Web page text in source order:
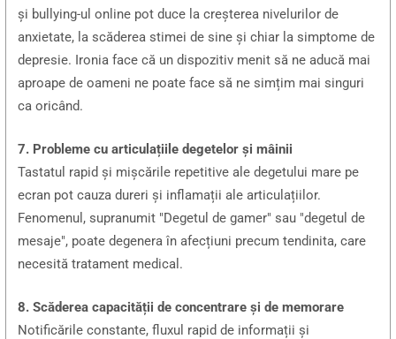
și bullying-ul online pot duce la creșterea nivelurilor de
anxietate, la scăderea stimei de sine și chiar la simptome de
depresie. Ironia face că un dispozitiv menit să ne aducă mai
aproape de oameni ne poate face să ne simțim mai singuri
ca oricând.
7. Probleme cu articulațiile degetelor și mâinii
Tastatul rapid și mișcările repetitive ale degetului mare pe
ecran pot cauza dureri și inflamații ale articulațiilor.
Fenomenul, supranumit "Degetul de gamer" sau "degetul de
mesaje", poate degenera în afecțiuni precum tendinita, care
necesită tratament medical.
8. Scăderea capacității de concentrare și de memorare
Notificările constante, fluxul rapid de informații și